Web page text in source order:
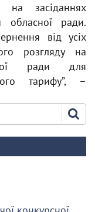
на засіданнях
обласної ради.
від усіх
розгляду на
ради для
тарифу”, –